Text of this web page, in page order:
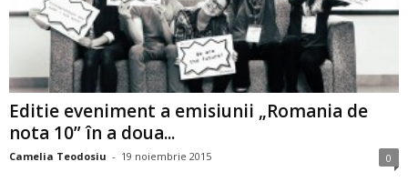
Editie eveniment a emisiunii „Romania de
nota 10” în a doua...
Camelia Teodosiu - 19 noiembrie 2015 0